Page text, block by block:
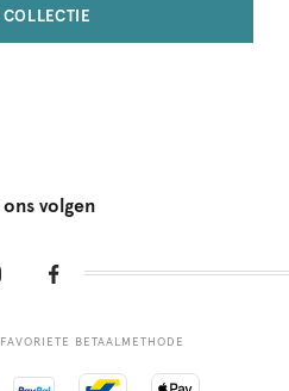
volgen
BETAALMETHODE